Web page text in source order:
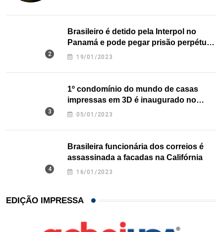
Brasileiro é detido pela Interpol no
Panamá e pode pegar prisão perpétua
nos EUA
19/01/2023
1º condomínio do mundo de casas
impressas em 3D é inaugurado no
Texas
05/01/2023
Brasileira funcionária dos correios é
assassinada a facadas na Califórnia
16/01/2023
EDIÇÃO IMPRESSA